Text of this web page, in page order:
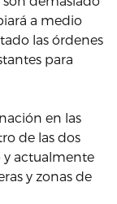
a medio
las órdenes
para
en las
de las dos
y actualmente
y zonas de